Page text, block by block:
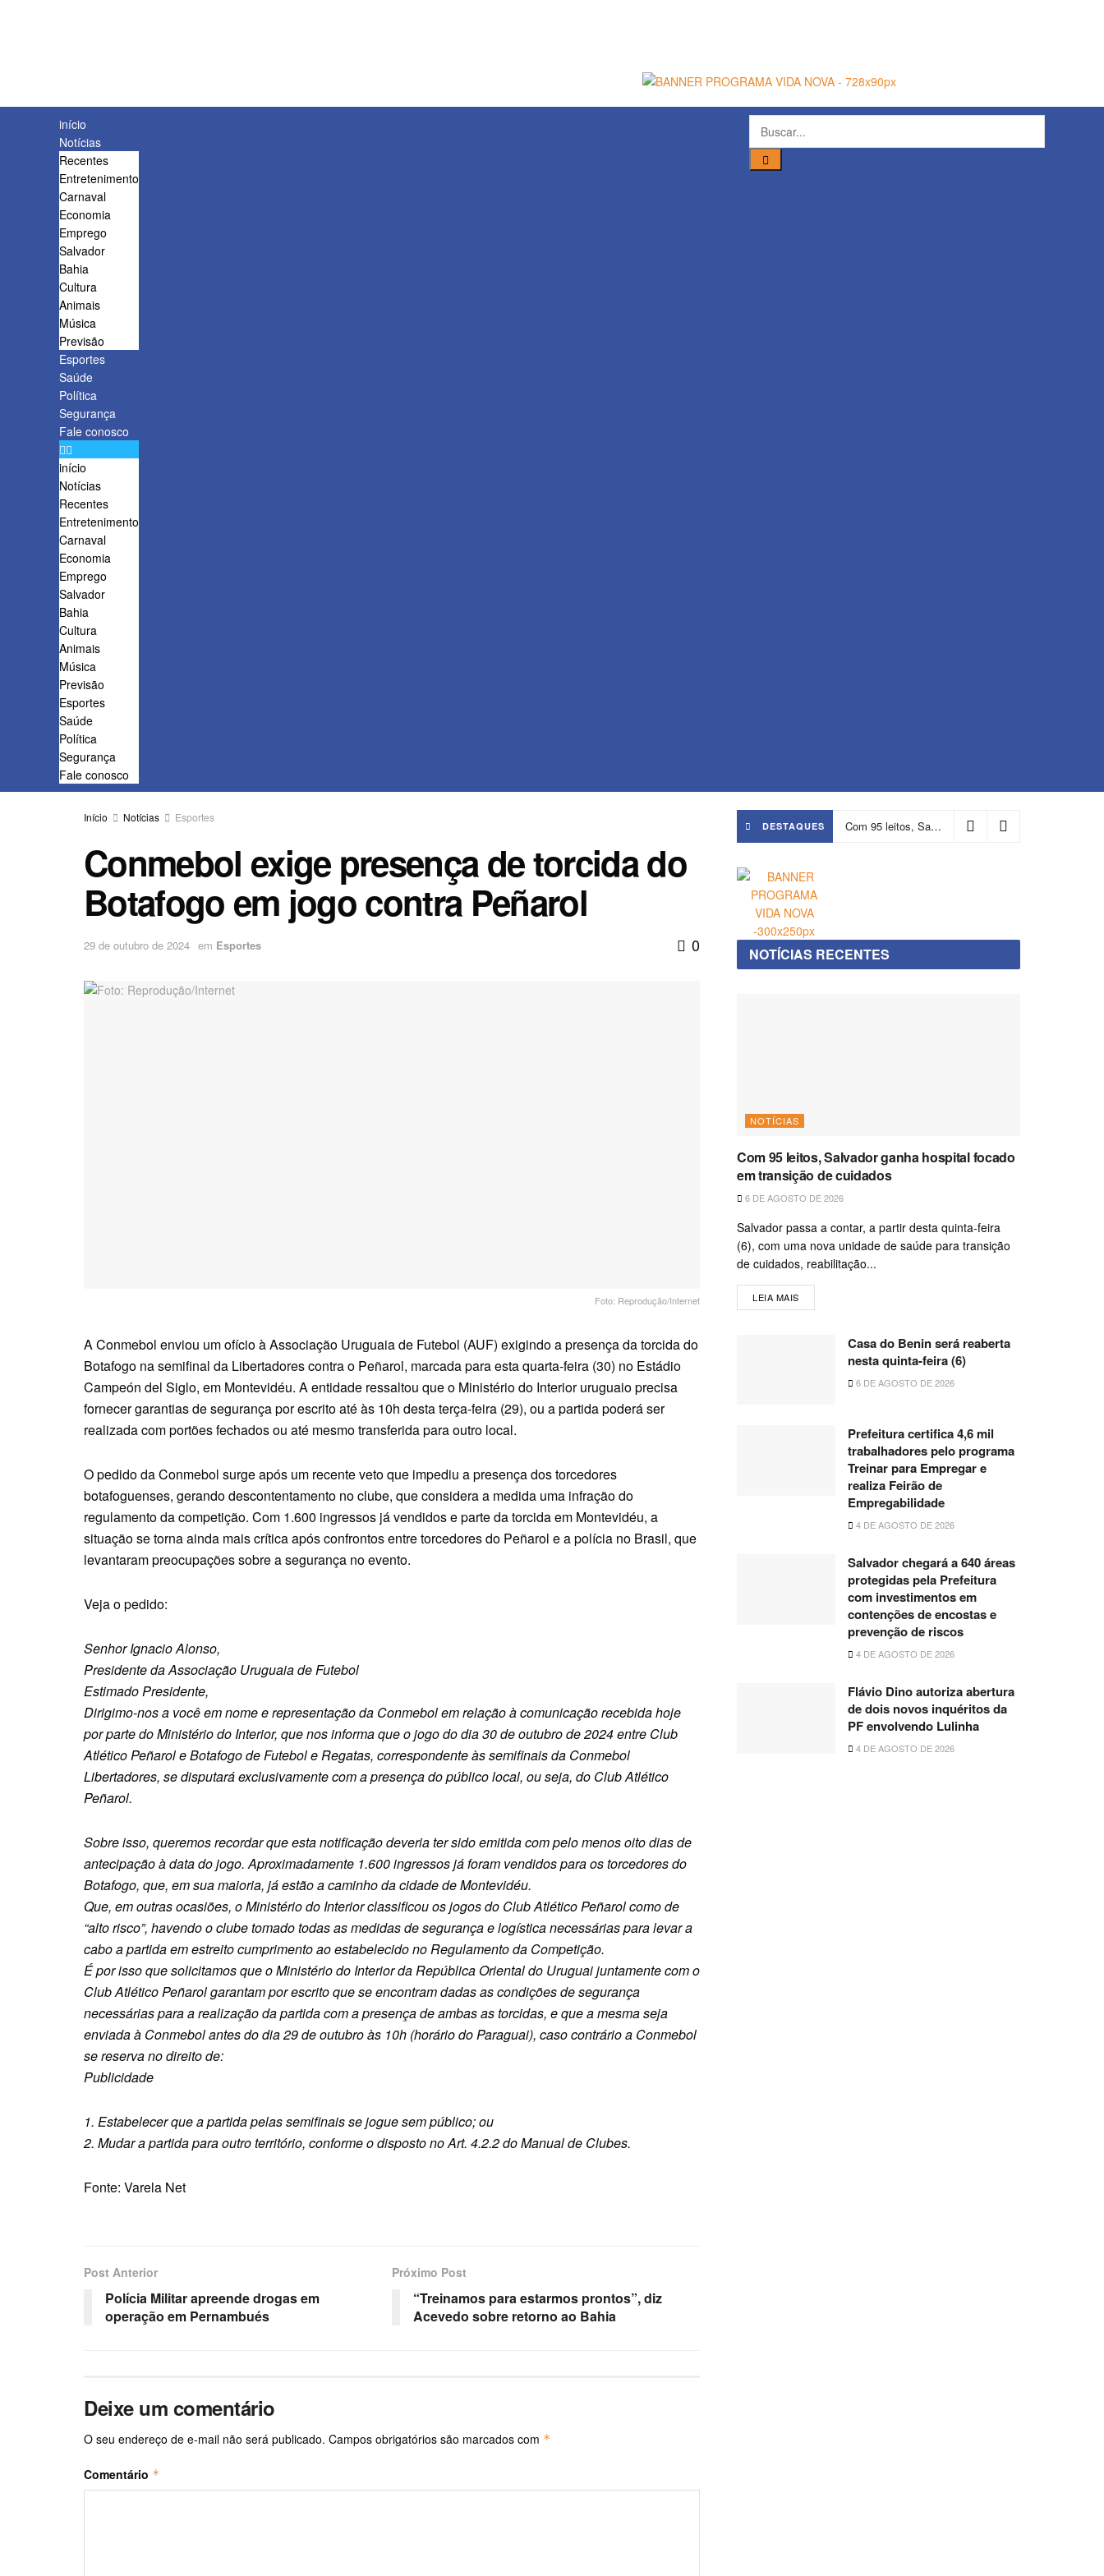
início
Notícias
Recentes
Entretenimento
Carnaval
Economia
Emprego
Salvador
Bahia
Cultura
Animais
Música
Previsão
Esportes
Saúde
Política
Segurança
Fale conosco
início
Notícias
Recentes
Entretenimento
Carnaval
Economia
Emprego
Salvador
Bahia
Cultura
Animais
Música
Previsão
Esportes
Saúde
Política
Segurança
Fale conosco
Início Notícias Esportes
Conmebol exige presença de torcida do
Botafogo em jogo contra Peñarol
29 de outubro de 2024 em Esportes 0
Foto: Reprodução/Internet
A Conmebol enviou um ofício à Associação Uruguaia de Futebol (AUF) exigindo a presença da torcida do
Botafogo na semifinal da Libertadores contra o Peñarol, marcada para esta quarta-feira (30) no Estádio
Campeón del Siglo, em Montevidéu. A entidade ressaltou que o Ministério do Interior uruguaio precisa
fornecer garantias de segurança por escrito até às 10h desta terça-feira (29), ou a partida poderá ser
realizada com portões fechados ou até mesmo transferida para outro local.
O pedido da Conmebol surge após um recente veto que impediu a presença dos torcedores
botafoguenses, gerando descontentamento no clube, que considera a medida uma infração do
regulamento da competição. Com 1.600 ingressos já vendidos e parte da torcida em Montevidéu, a
situação se torna ainda mais crítica após confrontos entre torcedores do Peñarol e a polícia no Brasil, que
levantaram preocupações sobre a segurança no evento.
Veja o pedido:
Senhor Ignacio Alonso,
Presidente da Associação Uruguaia de Futebol
Estimado Presidente,
Dirigimo-nos a você em nome e representação da Conmebol em relação à comunicação recebida hoje
por parte do Ministério do Interior, que nos informa que o jogo do dia 30 de outubro de 2024 entre Club
Atlético Peñarol e Botafogo de Futebol e Regatas, correspondente às semifinais da Conmebol
Libertadores, se disputará exclusivamente com a presença do público local, ou seja, do Club Atlético
Peñarol.
Sobre isso, queremos recordar que esta notificação deveria ter sido emitida com pelo menos oito dias de
antecipação à data do jogo. Aproximadamente 1.600 ingressos já foram vendidos para os torcedores do
Botafogo, que, em sua maioria, já estão a caminho da cidade de Montevidéu.
Que, em outras ocasiões, o Ministério do Interior classificou os jogos do Club Atlético Peñarol como de
“alto risco”, havendo o clube tomado todas as medidas de segurança e logística necessárias para levar a
cabo a partida em estreito cumprimento ao estabelecido no Regulamento da Competição.
É por isso que solicitamos que o Ministério do Interior da República Oriental do Uruguai juntamente com o
Club Atlético Peñarol garantam por escrito que se encontram dadas as condições de segurança
necessárias para a realização da partida com a presença de ambas as torcidas, e que a mesma seja
enviada à Conmebol antes do dia 29 de outubro às 10h (horário do Paraguai), caso contrário a Conmebol
se reserva no direito de:
Publicidade
1. Estabelecer que a partida pelas semifinais se jogue sem público; ou
2. Mudar a partida para outro território, conforme o disposto no Art. 4.2.2 do Manual de Clubes.
Fonte: Varela Net
Post Anterior
Polícia Militar apreende drogas em
operação em Pernambués
Próximo Post
“Treinamos para estarmos prontos”, diz
Acevedo sobre retorno ao Bahia
Deixe um comentário
O seu endereço de e-mail não será publicado. Campos obrigatórios são marcados com *
Comentário *
DESTAQUES Com 95 leitos, Salvador ganha hospital focado em transição de cuidados
NOTÍCIAS RECENTES
NOTÍCIAS
Com 95 leitos, Salvador ganha hospital focado
em transição de cuidados
6 DE AGOSTO DE 2026
Salvador passa a contar, a partir desta quinta-feira
(6), com uma nova unidade de saúde para transição
de cuidados, reabilitação...
LEIA MAIS
Casa do Benin será reaberta
nesta quinta-feira (6)
6 DE AGOSTO DE 2026
Prefeitura certifica 4,6 mil
trabalhadores pelo programa
Treinar para Empregar e
realiza Feirão de
Empregabilidade
4 DE AGOSTO DE 2026
Salvador chegará a 640 áreas
protegidas pela Prefeitura
com investimentos em
contenções de encostas e
prevenção de riscos
4 DE AGOSTO DE 2026
Flávio Dino autoriza abertura
de dois novos inquéritos da
PF envolvendo Lulinha
4 DE AGOSTO DE 2026